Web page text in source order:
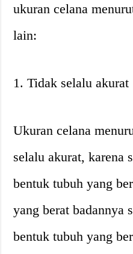
ukuran celana
lain:
1. Tidak selalu akurat
Ukuran celana
selalu akurat, karena
bentuk tubuh yang
yang berat badannya
bentuk tubuh yang